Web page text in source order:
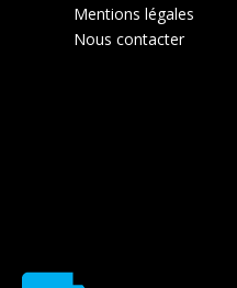
Mentions légales
Nous contacter